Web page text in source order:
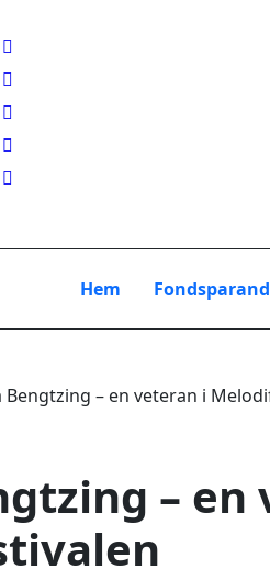
Hem
Bengtzing – en veteran i
– en